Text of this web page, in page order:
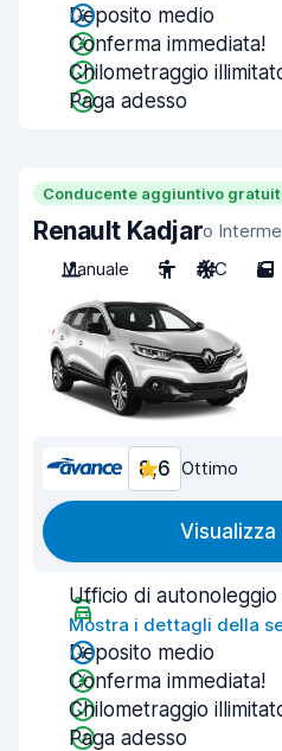
Deposito medio
Conferma immediata!
Chilometraggio
Paga adesso
Conducente aggiuntivo
Renault Kadjaro
Manuale
5 A/C 5
8,6 Ottimo
Ufficio di autonoleggio
Mostra i dettagli della
Deposito medio
Conferma immediata!
Chilometraggio
Paga adesso